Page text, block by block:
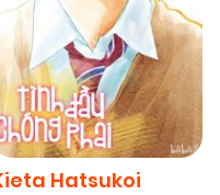
Hatsukoi